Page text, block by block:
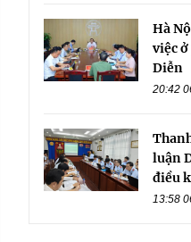
Hà
việc
Diễn
20:42
luận
điều
13:58